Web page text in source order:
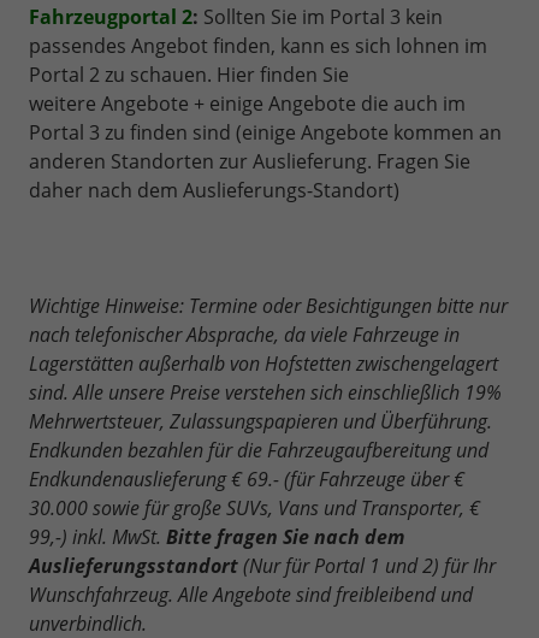
Fahrzeugportal 2: Sollten Sie im Portal 3 kein
passendes Angebot finden, kann es sich lohnen im
Portal 2 zu schauen. Hier finden Sie
weitere Angebote + einige Angebote die auch im
Portal 3 zu finden sind (einige Angebote kommen an
anderen Standorten zur Auslieferung. Fragen Sie
daher nach dem Auslieferungs-Standort)
Wichtige Hinweise: Termine oder Besichtigungen bitte nur
nach telefonischer Absprache, da viele Fahrzeuge in
Lagerstätten außerhalb von Hofstetten zwischengelagert
sind. Alle unsere Preise verstehen sich einschließlich 19%
Mehrwertsteuer, Zulassungspapieren und Überführung.
Endkunden bezahlen für die Fahrzeugaufbereitung und
Endkundenauslieferung € 69.- (für Fahrzeuge über €
30.000 sowie für große SUVs, Vans und Transporter, €
99,-) inkl. MwSt. Bitte fragen Sie nach dem
Auslieferungsstandort(Nur für Portal 1 und 2) für Ihr
Wunschfahrzeug. Alle Angebote sind freibleibend und
unverbindlich.